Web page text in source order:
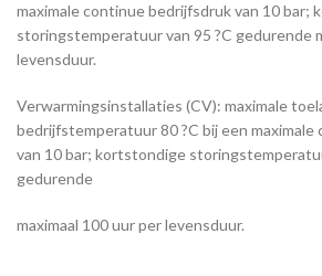
maximale continue bedrijfsdruk van 10 bar;
storingstemperatuur van 95 ?C gedurende
levensduur.
Verwarmingsinstallaties (CV): maximale
bedrijfstemperatuur 80 ?C bij een
van 10 bar; kortstondige
gedurende
maximaal 100 uur per levensduur.